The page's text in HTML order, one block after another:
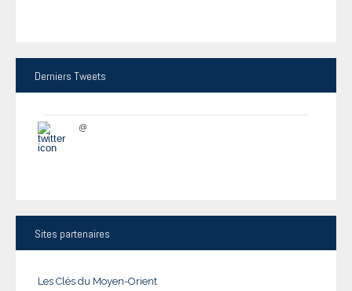
Derniers Tweets
@
Sites partenaires
Les Clés du Moyen-Orient